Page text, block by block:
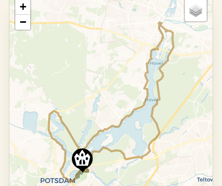
+
−